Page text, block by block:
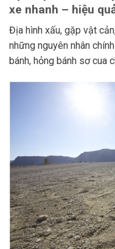
xe nhanh – hiệu
Địa hình xấu, gặp vật
những nguyên nhân
bánh, hỏng bánh sơ cua